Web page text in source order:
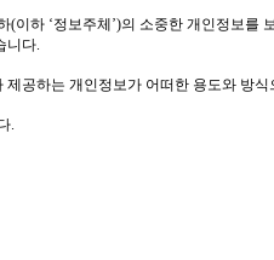
(이하 ‘정보주체’)의 소중한 개인정보를
니다
공하는 개인정보가 어떠한 용도와 방